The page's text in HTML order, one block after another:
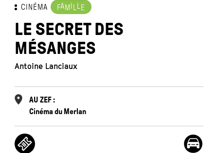
CINÉMA FAM L E
LE SECRET DES
MÉSANGES
Antoine Lanciaux
AU ZEF :
Cinéma du Merlan